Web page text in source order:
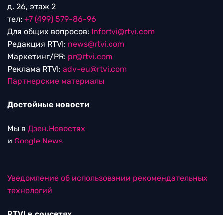
д. 26, этаж 2
тел: +7 (499) 579-86-96
Для общих вопросов: Infortvi@rtvi.com
Редакция RTVI: news@rtvi.com
Маркетинг/PR: pr@rtvi.com
Реклама RTVI: adv-eu@rtvi.com
Партнерские материалы
Достойные новости
Мы в Дзен.Новостях
и Google.News
Уведомление об использовании рекомендательных
технологий